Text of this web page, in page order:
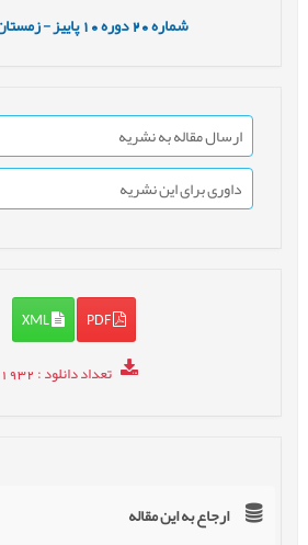
شماره20 دوره10 پاییز - زمستان
ارسال مقاله به نشریه
داوری برای این نشریه
PDF
XML
تعداد دانلود: 1932
ارجاع به این مقاله